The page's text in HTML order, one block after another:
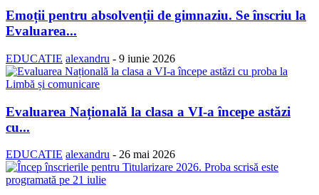
Emoții pentru absolvenții de gimnaziu. Se înscriu la
Evaluarea...
EDUCATIE alexandru - 9 iunie 2026
Evaluarea Națională la clasa a VI-a începe astăzi
cu...
EDUCATIE alexandru - 26 mai 2026